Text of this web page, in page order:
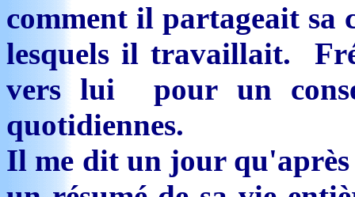
comment il partageait sa
lesquels il travaillait.
vers lui pour un
quotidiennes.
Il me dit un jour qu'après